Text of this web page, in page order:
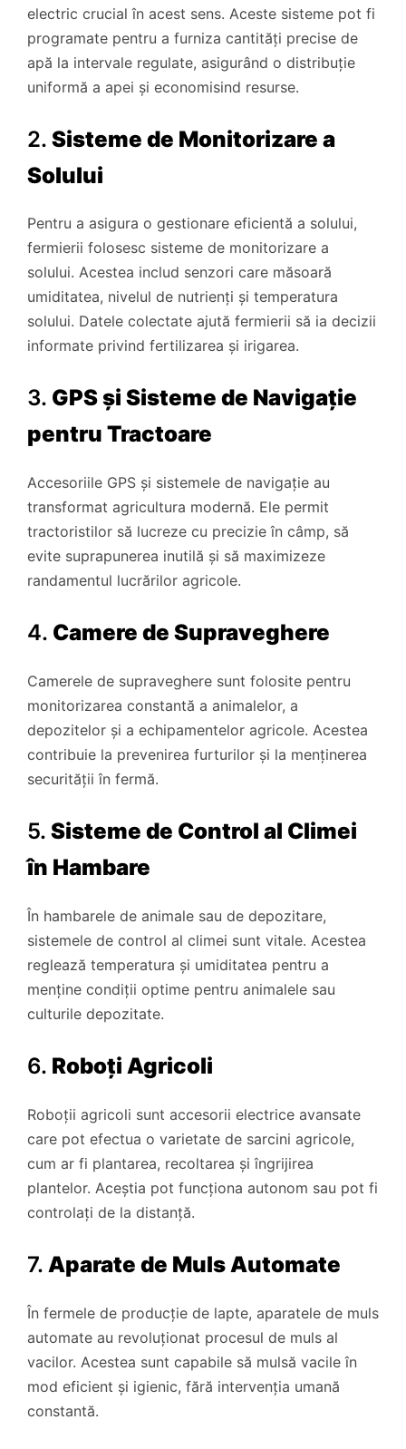
electric crucial în acest sens. Aceste sisteme pot fi
programate pentru a furniza cantități precise de
apă la intervale regulate, asigurând o distribuție
uniformă a apei și economisind resurse.
2. Sisteme de Monitorizare a
Solului
Pentru a asigura o gestionare eficientă a solului,
fermierii folosesc sisteme de monitorizare a
solului. Acestea includ senzori care măsoară
umiditatea, nivelul de nutrienți și temperatura
solului. Datele colectate ajută fermierii să ia decizii
informate privind fertilizarea și irigarea.
3. GPS și Sisteme de Navigație
pentru Tractoare
Accesoriile GPS și sistemele de navigație au
transformat agricultura modernă. Ele permit
tractoristilor să lucreze cu precizie în câmp, să
evite suprapunerea inutilă și să maximizeze
randamentul lucrărilor agricole.
4. Camere de Supraveghere
Camerele de supraveghere sunt folosite pentru
monitorizarea constantă a animalelor, a
depozitelor și a echipamentelor agricole. Acestea
contribuie la prevenirea furturilor și la menținerea
securității în fermă.
5. Sisteme de Control al Climei
în Hambare
În hambarele de animale sau de depozitare,
sistemele de control al climei sunt vitale. Acestea
reglează temperatura și umiditatea pentru a
menține condiții optime pentru animalele sau
culturile depozitate.
6. Roboți Agricoli
Roboții agricoli sunt accesorii electrice avansate
care pot efectua o varietate de sarcini agricole,
cum ar fi plantarea, recoltarea și îngrijirea
plantelor. Aceștia pot funcționa autonom sau pot fi
controlați de la distanță.
7. Aparate de Muls Automate
În fermele de producție de lapte, aparatele de muls
automate au revoluționat procesul de muls al
vacilor. Acestea sunt capabile să mulsă vacile în
mod eficient și igienic, fără intervenția umană
constantă.